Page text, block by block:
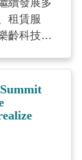
題演講嘉
學老年學
代下，業
人及智能
技公眾教
公眾體驗
老和家居
人口高齡
聯感謝創
租賃服
齡科技落
界各地的
特色主題
康訓練平
及「照
線上支援
科應用基